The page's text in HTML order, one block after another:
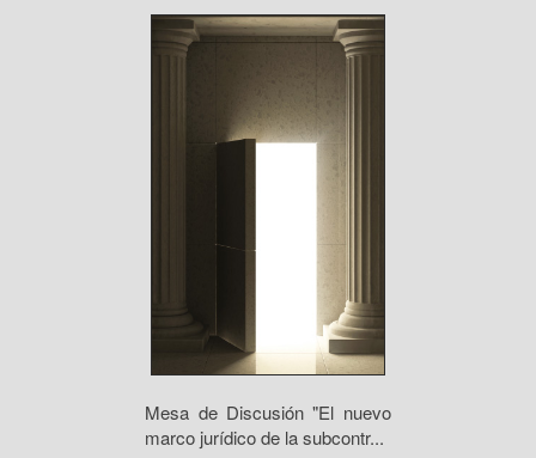
Mesa de Discusión "El nuevo
marco jurídico de la subcontr...